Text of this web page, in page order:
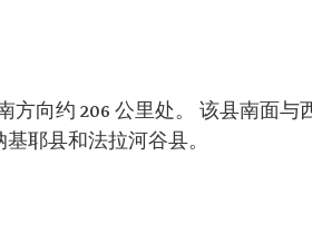
方向约 206 公里处。 该县南面与
耶县和法拉河谷县。